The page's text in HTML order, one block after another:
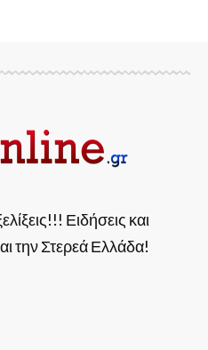
Ειδήσεις και
την Στερεά Ελλάδα!